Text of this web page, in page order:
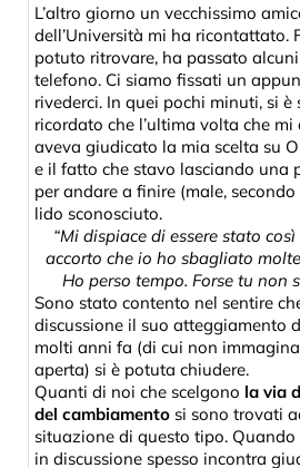
L’altro giorno un vecchissimo
dell’Università mi ha ricontattato.
potuto ritrovare, ha passato
telefono. Ci siamo fissati un
rivederci. In quei pochi minuti, si è
ricordato che l’ultima volta che
aveva giudicato la mia scelta su
e il fatto che stavo lasciando una
per andare a finire (male,
lido sconosciuto.
“Mi dispiace di essere stato
accorto che io ho sbagliato
Ho perso tempo. Forse tu non
Sono stato contento nel sentire
discussione il suo atteggiamento
molti anni fa (di cui non
aperta) si è potuta chiudere.
Quanti di noi che scelgono la via
del cambiamento si sono trovati
situazione di questo tipo.
in discussione spesso incontra